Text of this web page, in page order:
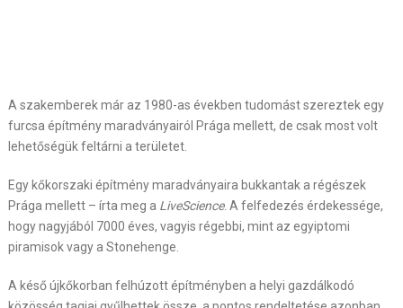
A szakemberek már az 1980-as években tudomást szereztek egy
furcsa építmény maradványairól Prága mellett, de csak most volt
lehetőségük feltárni a területet.
Egy kőkorszaki építmény maradványaira bukkantak a régészek
Prága mellett – írta meg a LiveScience. A felfedezés érdekessége,
hogy nagyjából 7000 éves, vagyis régebbi, mint az egyiptomi
piramisok vagy a Stonehenge.
A késő újkőkorban felhúzott építményben a helyi gazdálkodó